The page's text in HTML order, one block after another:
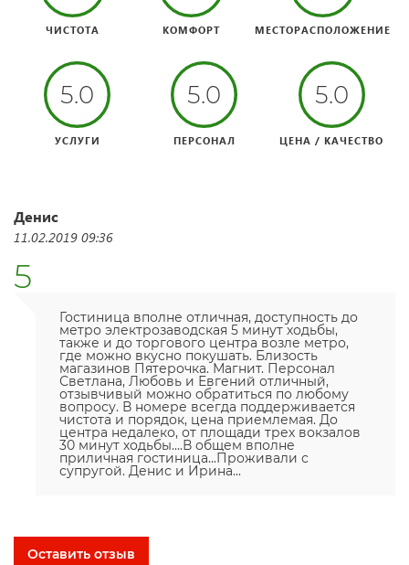
ЧИСТОТА КОМФОРТ МЕСТОРАСПОЛОЖЕНИЕ
5.0
УСЛУГИ
5.0
ПЕРСОНАЛ
5.0
ЦЕНА / КАЧЕСТВО
Денис
11.02.2019 09:36
5
Гостиница вполне отличная, доступность до
метро электрозаводская 5 минут ходьбы,
также и до торгового центра возле метро,
где можно вкусно покушать. Близость
магазинов Пятерочка. Магнит. Персонал
Светлана, Любовь и Евгений отличный,
отзывчивый можно обратиться по любому
вопросу. В номере всегда поддерживается
чистота и порядок, цена приемлемая. До
центра недалеко, от площади трех вокзалов
30 минут ходьбы....В общем вполне
приличная гостиница...Проживали с
супругой. Денис и Ирина...
Оставить отзыв